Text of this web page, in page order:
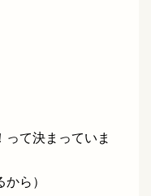
って決まっていま
ら）